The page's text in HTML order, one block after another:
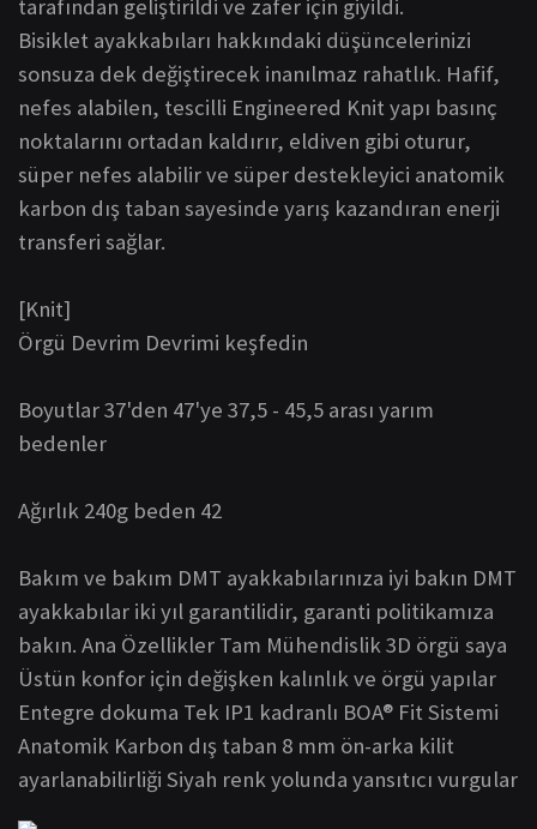
tarafından geliştirildi ve zafer için giyildi.
Bisiklet ayakkabıları hakkındaki düşüncelerinizi
sonsuza dek değiştirecek inanılmaz rahatlık. Hafif,
nefes alabilen, tescilli Engineered Knit yapı basınç
noktalarını ortadan kaldırır, eldiven gibi oturur,
süper nefes alabilir ve süper destekleyici anatomik
karbon dış taban sayesinde yarış kazandıran enerji
transferi sağlar.
[Knit]
Örgü Devrim Devrimi keşfedin
Boyutlar37'den 47'ye 37,5 - 45,5 arası yarım
bedenler
Ağırlık 240g beden 42
Bakım ve bakım DMT ayakkabılarınıza iyi bakın DMT
ayakkabılar iki yıl garantilidir, garanti politikamıza
bakın. Ana Özellikler Tam Mühendislik 3D örgü saya
Üstün konfor için değişken kalınlık ve örgü yapılar
Entegre dokuma Tek IP1 kadranlı BOA® Fit Sistemi
Anatomik Karbon dış taban 8 mm ön-arka kilit
ayarlanabilirliği Siyah renk yolunda yansıtıcı vurgular